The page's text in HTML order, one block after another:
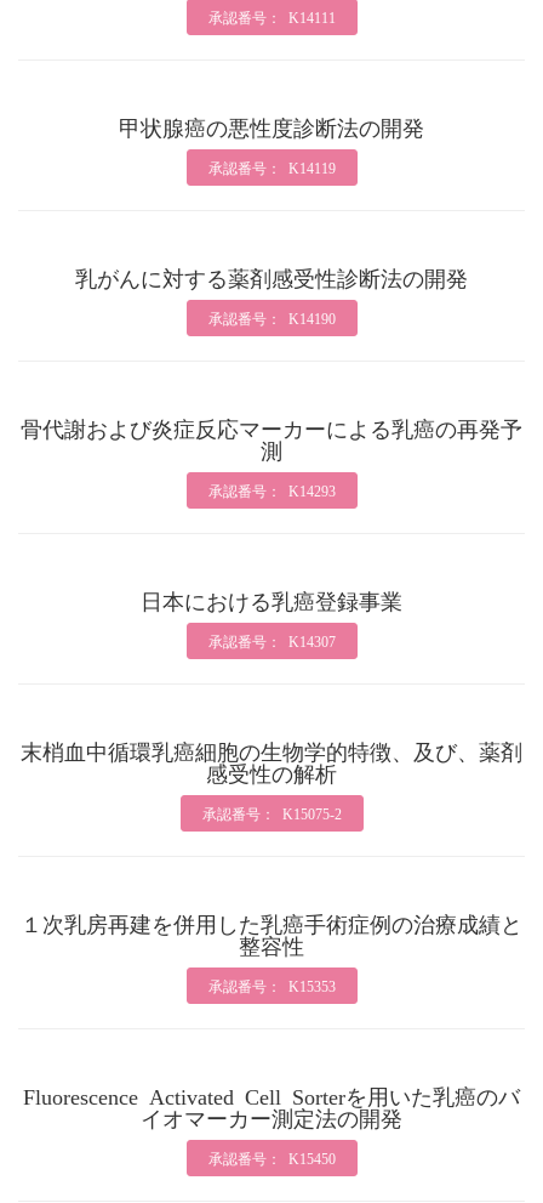
承認番号： K14111
甲状腺癌の悪性度診断法の開発
承認番号： K14119
乳がんに対する薬剤感受性診断法の開発
承認番号： K14190
骨代謝および炎症反応マーカーによる乳癌の再発予
測
承認番号： K14293
日本における乳癌登録事業
承認番号： K14307
末梢血中循環乳癌細胞の生物学的特徴、及び、薬剤
感受性の解析
承認番号： K15075-2
１次乳房再建を併用した乳癌手術症例の治療成績と
整容性
承認番号： K15353
Fluorescence Activated Cell Sorterを用いた乳癌のバ
イオマーカー測定法の開発
承認番号： K15450